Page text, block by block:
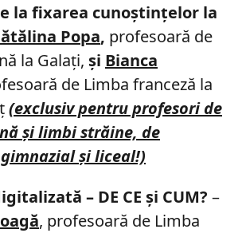
la fixarea cunoștințelor la
Popa, profesoară de
la Galaţi, şi Bianca
de Limba franceză la
(exclusiv pentru profesori de
şi limbi străine, de
şi liceal!)
– DE CE şi CUM? –
, profesoară de Limba